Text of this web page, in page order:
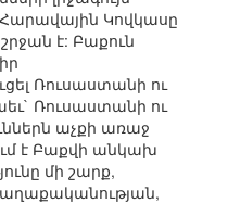
Կովկասը
է: Բաքուն
Ռուսաստանի ու
Ռուսաստանի ու
աչքի առաջ
է Բաքվի անկախ
մի շարք,